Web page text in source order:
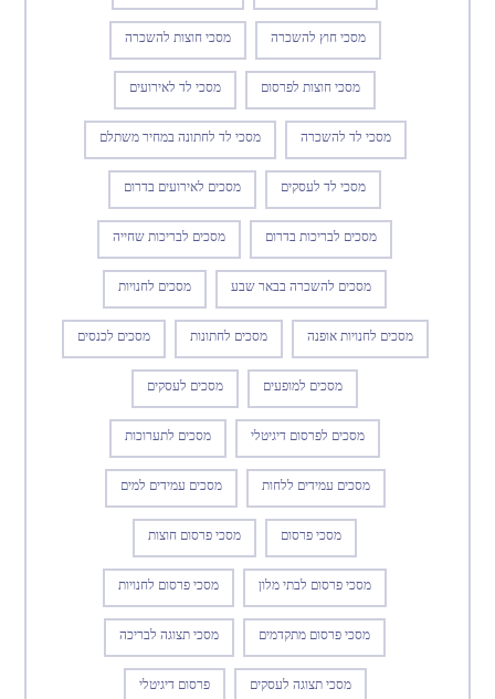
מסכי חוץ להשכרה מסכי חוצות להשכרה
מסכי חוצות לפרסום מסכי לד לאירועים
מסכי לד להשכרה מסכי לד לחתונה במחיר משתלם
מסכי לד לעסקים מסכים לאירועים בדרום
מסכים לבריכות בדרום מסכים לבריכות שחייה
מסכים להשכרה בבאר שבע מסכים לחנויות
מסכים לחנויות אופנה מסכים לחתונות מסכים לכנסים
מסכים למופעים מסכים לעסקים
מסכים לפרסום דיגיטלי מסכים לתערוכות
מסכים עמידים ללחות מסכים עמידים למים
מסכי פרסום מסכי פרסום חוצות
מסכי פרסום לבתי מלון מסכי פרסום לחנויות
מסכי פרסום מתקדמים מסכי תצוגה לבריכה
מסכי תצוגה לעסקים פרסום דיגיטלי